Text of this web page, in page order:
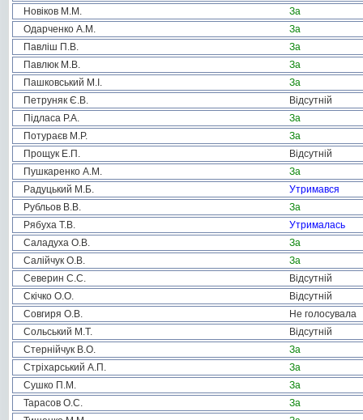
Новіков М.М.
За
Одарченко А.М.
За
Павліш П.В.
За
Павлюк М.В.
За
Пашковський М.І.
За
Петруняк Є.В.
Відсутній
Підласа Р.А.
За
Потураєв М.Р.
За
Прощук Е.П.
Відсутній
Пушкаренко А.М.
За
Радуцький М.Б.
Утримався
Рубльов В.В.
За
Рябуха Т.В.
Утрималась
Саладуха О.В.
За
Салійчук О.В.
За
Северин С.С.
Відсутній
Скічко О.О.
Відсутній
Совгиря О.В.
Не голосувала
Сольський М.Т.
Відсутній
Стернійчук В.О.
За
Стріхарський А.П.
За
Сушко П.М.
За
Тарасов О.С.
За